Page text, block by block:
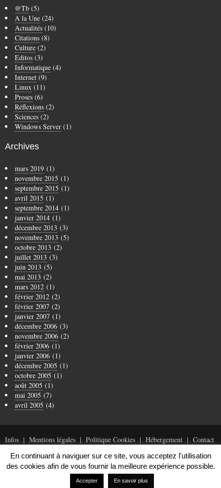
@Tb (5)
A la Une (24)
Actualités (10)
Citations (8)
Culture (2)
Editos (3)
Informatique (4)
Internet (9)
Linux (11)
Proses (6)
Réflexions (2)
Sciences (2)
Windows Server (1)
Archives
mars 2019 (1)
novembre 2015 (1)
septembre 2015 (1)
avril 2015 (1)
septembre 2014 (1)
janvier 2014 (1)
décembre 2013 (3)
novembre 2013 (5)
octobre 2013 (2)
juillet 2013 (3)
juin 2013 (5)
mai 2013 (2)
mars 2012 (1)
février 2012 (2)
février 2007 (2)
janvier 2007 (1)
décembre 2006 (3)
novembre 2006 (2)
février 2006 (1)
janvier 2006 (1)
décembre 2005 (1)
octobre 2005 (1)
août 2005 (1)
mai 2005 (7)
avril 2005 (4)
Infos Mentions légales Politique Cookies Hébergement Contact
© Copyright 1996-2019 Arnaud Tanchoux
En continuant à naviguer sur ce site, vous acceptez l'utilisation
des cookies afin de vous fournir la meilleure expérience possible.
Accepter En savoir plus